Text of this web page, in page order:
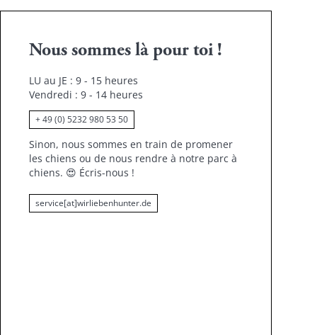
Nous sommes là pour toi !
LU au JE : 9 - 15 heures
Vendredi : 9 - 14 heures
+ 49 (0) 5232 980 53 50
Sinon, nous sommes en train de promener
les chiens ou de nous rendre à notre parc à
chiens. 😍 Écris-nous !
service[at]wirliebenhunter.de